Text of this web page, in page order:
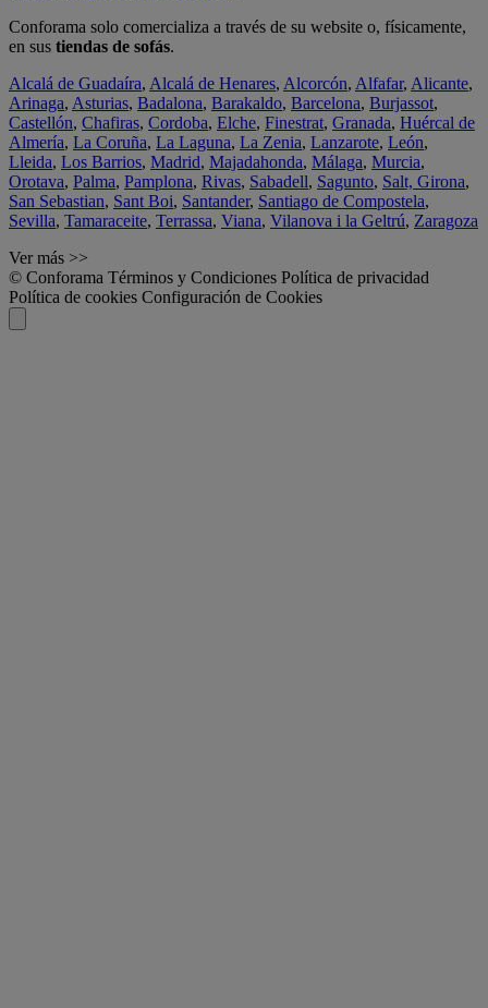
Conforama solo comercializa a través de su website o, físicamente,
en sus tiendas de sofás.
Alcalá de Guadaíra, Alcalá de Henares, Alcorcón, Alfafar, Alicante,
Arinaga, Asturias, Badalona, Barakaldo, Barcelona, Burjassot,
Castellón, Chafiras, Cordoba, Elche, Finestrat, Granada, Huércal de
Almería, La Coruña, La Laguna, La Zenia, Lanzarote, León,
Lleida, Los Barrios, Madrid, Majadahonda, Málaga, Murcia,
Orotava, Palma, Pamplona, Rivas, Sabadell, Sagunto, Salt, Girona,
San Sebastian, Sant Boi, Santander, Santiago de Compostela,
Sevilla, Tamaraceite, Terrassa, Viana, Vilanova i la Geltrú, Zaragoza
Ver más >>
© Conforama Términos y Condiciones Política de privacidad
Política de cookies Configuración de Cookies